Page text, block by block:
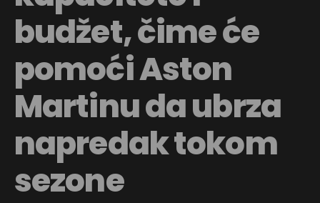
budžet, čime će
pomoći Aston
Martinu da ubrza
napredak tokom
sezone